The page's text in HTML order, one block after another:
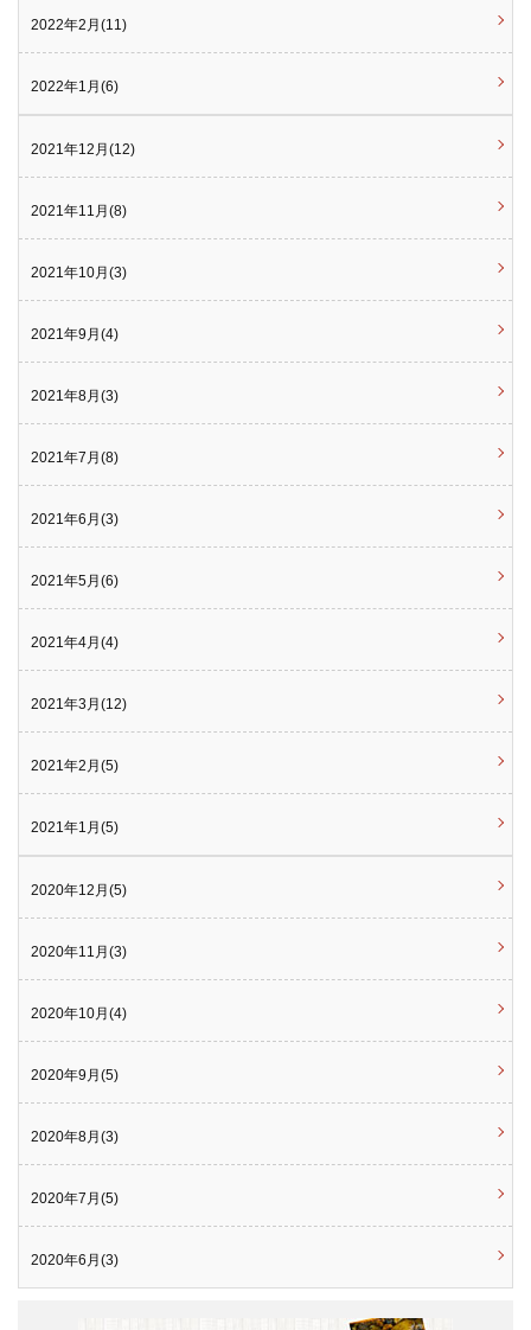
2022年2月(11)
2022年1月(6)
2021年12月(12)
2021年11月(8)
2021年10月(3)
2021年9月(4)
2021年8月(3)
2021年7月(8)
2021年6月(3)
2021年5月(6)
2021年4月(4)
2021年3月(12)
2021年2月(5)
2021年1月(5)
2020年12月(5)
2020年11月(3)
2020年10月(4)
2020年9月(5)
2020年8月(3)
2020年7月(5)
2020年6月(3)